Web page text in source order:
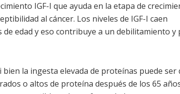
IGF-I que ayuda en la etapa de
al cáncer. Los niveles de IGF-I caen
edad y eso contribuye a un debilitamiento y
la ingesta elevada de proteínas puede ser
o altos de proteína después de los 65